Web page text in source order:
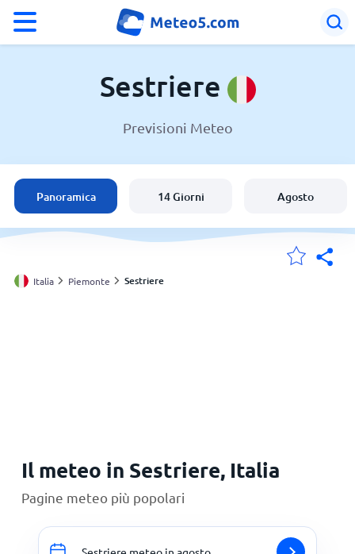
Italia
Svizzera
Le mie località
Sestriere
Previsioni Meteo
Panoramica 14 Giorni Agosto
Italia Piemonte Sestriere
Il meteo in Sestriere, Italia
Pagine meteo più popolari